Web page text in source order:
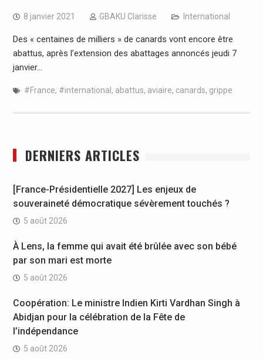
8 janvier 2021 GBAKU Clarisse International
Des « centaines de milliers » de canards vont encore être
abattus, après l’extension des abattages annoncés jeudi 7
janvier…
#France, #international , abattus, aviaire, canards, grippe
DERNIERS ARTICLES
[France-Présidentielle 2027] Les enjeux de
souveraineté démocratique sévèrement touchés ?
5 août 2026
À Lens, la femme qui avait été brûlée avec son bébé
par son mari est morte
5 août 2026
Coopération: Le ministre Indien Kirti Vardhan Singh à
Abidjan pour la célébration de la Fête de
l’indépendance
5 août 2026